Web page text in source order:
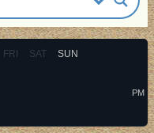
FRI SAT SUN
PM